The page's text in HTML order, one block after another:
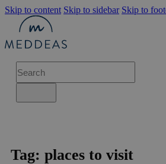
Skip to content Skip to sidebar Skip to
Tag: places to visit